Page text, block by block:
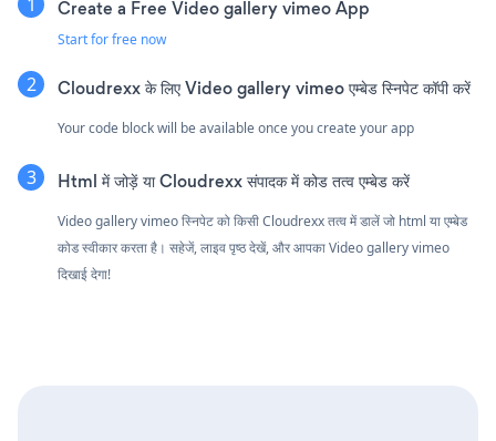
Create a Free Video gallery vimeo App
Start for free now
Cloudrexx के लिए Video gallery vimeo एम्बेड स्निपेट कॉपी करें
Your code block will be available once you create your app
Html में जोड़ें या Cloudrexx संपादक में कोड तत्व एम्बेड करें
Video gallery vimeo स्निपेट को किसी Cloudrexx तत्व में डालें जो html या एम्बेड
कोड स्वीकार करता है। सहेजें, लाइव पृष्ठ देखें, और आपका Video gallery vimeo
दिखाई देगा!